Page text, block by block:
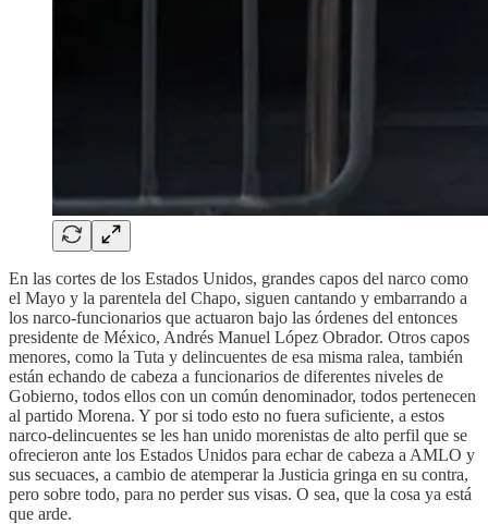
En las cortes de los Estados Unidos, grandes capos del narco como
el Mayo y la parentela del Chapo, siguen cantando y embarrando a
los narco-funcionarios que actuaron bajo las órdenes del entonces
presidente de México, Andrés Manuel López Obrador. Otros capos
menores, como la Tuta y delincuentes de esa misma ralea, también
están echando de cabeza a funcionarios de diferentes niveles de
Gobierno, todos ellos con un común denominador, todos pertenecen
al partido Morena. Y por si todo esto no fuera suficiente, a estos
narco-delincuentes se les han unido morenistas de alto perfil que se
ofrecieron ante los Estados Unidos para echar de cabeza a AMLO y
sus secuaces, a cambio de atemperar la Justicia gringa en su contra,
pero sobre todo, para no perder sus visas. O sea, que la cosa ya está
que arde.